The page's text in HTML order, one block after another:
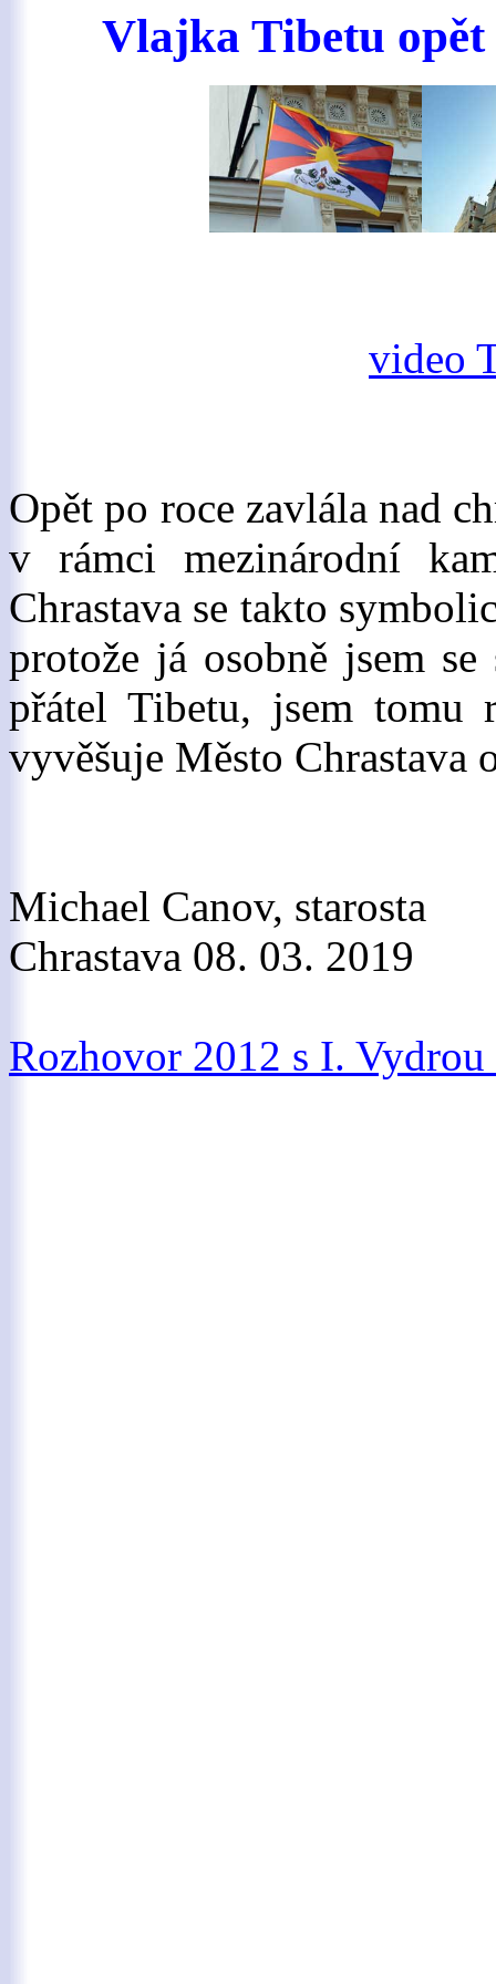
Vlajka Tibetu
video
Opět po roce zavlála nad
v rámci mezinárodní
Chrastava se takto
protože já osobně jsem
přátel Tibetu, jsem tomu
vyvěšuje Město Chrastava
Michael Canov, starosta
Chrastava 08. 03. 2019
Rozhovor 2012 s I.